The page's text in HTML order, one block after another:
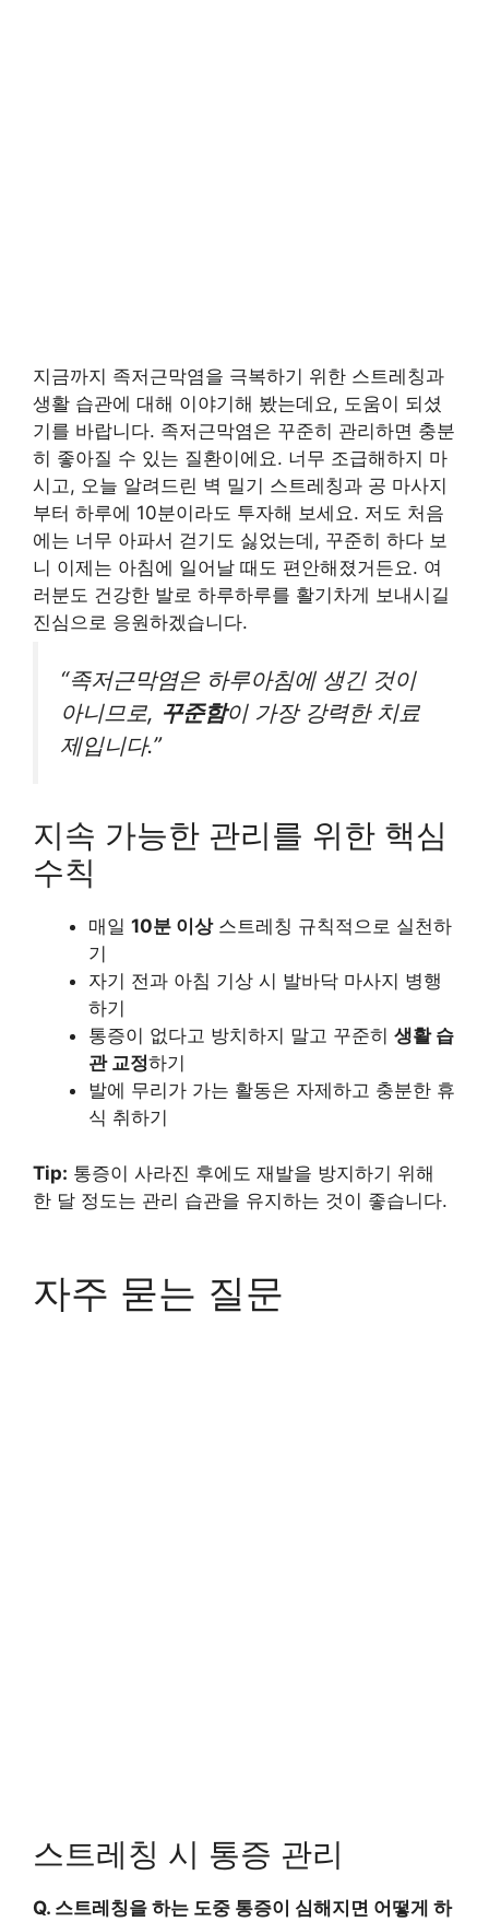
지금까지 족저근막염을 극복하기 위한 스트레칭과
생활 습관에 대해 이야기해 봤는데요, 도움이 되셨
기를 바랍니다. 족저근막염은 꾸준히 관리하면 충분
히 좋아질 수 있는 질환이에요. 너무 조급해하지 마
시고, 오늘 알려드린 벽 밀기 스트레칭과 공 마사지
부터 하루에 10분이라도 투자해 보세요. 저도 처음
에는 너무 아파서 걷기도 싫었는데, 꾸준히 하다 보
니 이제는 아침에 일어날 때도 편안해졌거든요. 여
러분도 건강한 발로 하루하루를 활기차게 보내시길
진심으로 응원하겠습니다.
“족저근막염은 하루아침에 생긴 것이
아니므로, 꾸준함이 가장 강력한 치료
제입니다.”
지속 가능한 관리를 위한 핵심
수칙
매일 10분 이상스트레칭 규칙적으로 실천하
기
자기 전과 아침 기상 시 발바닥 마사지 병행
하기
통증이 없다고 방치하지 말고 꾸준히 생활 습
관 교정하기
발에 무리가 가는 활동은 자제하고 충분한 휴
식 취하기
Tip: 통증이 사라진 후에도 재발을 방지하기 위해
한 달 정도는 관리 습관을 유지하는 것이 좋습니다.
자주 묻는 질문
스트레칭 시 통증 관리
Q. 스트레칭을 하는 도중 통증이 심해지면 어떻게 하